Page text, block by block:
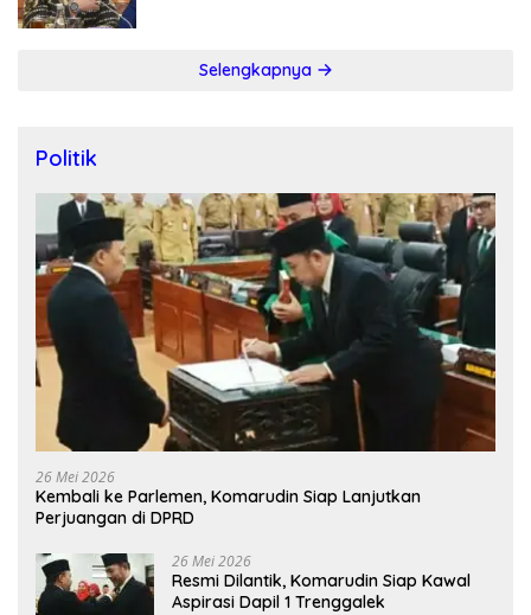
Selengkapnya
Politik
26 Mei 2026
Kembali ke Parlemen, Komarudin Siap Lanjutkan
Perjuangan di DPRD
26 Mei 2026
Resmi Dilantik, Komarudin Siap Kawal
Aspirasi Dapil 1 Trenggalek